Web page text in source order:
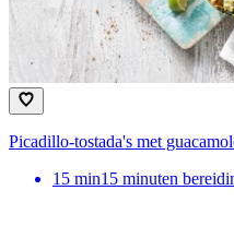
Picadillo-tostada's met
15 min15 minuten